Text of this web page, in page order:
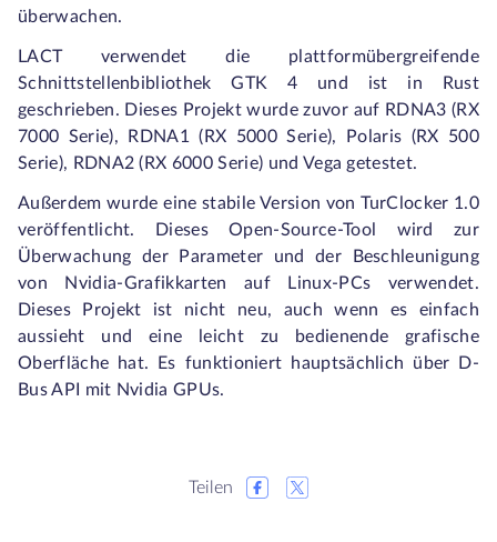
überwachen.
LACT verwendet die plattformübergreifende
Schnittstellenbibliothek GTK 4 und ist in Rust
geschrieben. Dieses Projekt wurde zuvor auf RDNA3 (RX
7000 Serie), RDNA1 (RX 5000 Serie), Polaris (RX 500
Serie), RDNA2 (RX 6000 Serie) und Vega getestet.
Außerdem wurde eine stabile Version von TurClocker 1.0
veröffentlicht. Dieses Open-Source-Tool wird zur
Überwachung der Parameter und der Beschleunigung
von Nvidia-Grafikkarten auf Linux-PCs verwendet.
Dieses Projekt ist nicht neu, auch wenn es einfach
aussieht und eine leicht zu bedienende grafische
Oberfläche hat. Es funktioniert hauptsächlich über D-
Bus API mit Nvidia GPUs.
Teilen